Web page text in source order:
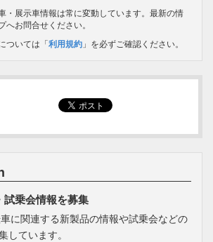
・展示車情報は常に変動しています。最新の情
お問合せください。
ついては「利用規約 」を必ずご確認ください。
乗会情報を募集
に関連する新製品の情報や試乗会などの
しています。